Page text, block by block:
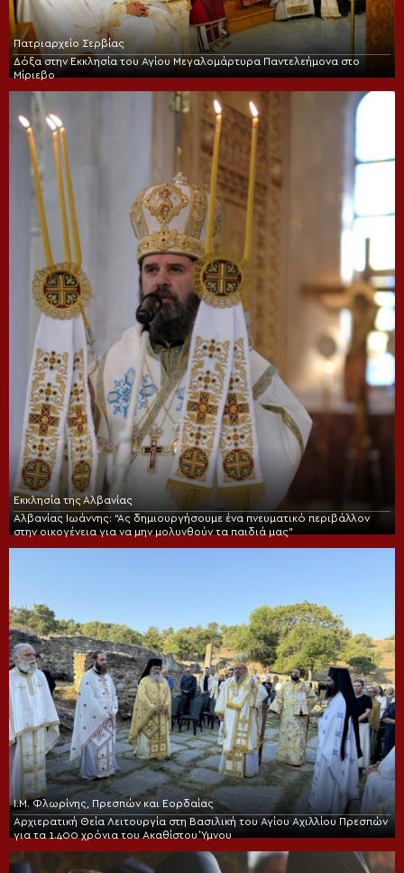
Πατριαρχείο Σερβίας
Δόξα στην Εκκλησία του Αγίου Μεγαλομάρτυρα Παντελεήμονα στο
Μίριεβο
Εκκλησία της Αλβανίας
Αλβανίας Ιωάννης: “Ας δημιουργήσουμε ένα πνευματικό περιβάλλον
στην οικογένεια για να μην μολυνθούν τα παιδιά μας”
Ι.Μ. Φλωρίνης, Πρεσπών και Εορδαίας
Αρχιερατική Θεία Λειτουργία στη Βασιλική του Αγίου Αχιλλίου Πρεσπών
για τα 1.400 χρόνια του Ακαθίστου Ύμνου